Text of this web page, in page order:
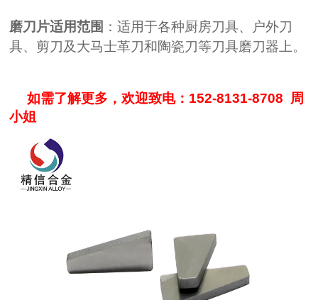
磨刀片适用范围 ：适用于各种厨房刀具、户外刀
具、剪刀及大马士革刀和陶瓷刀等刀具磨刀器上。
如需了解更多，欢迎致电：152-8131-8708 周
小姐